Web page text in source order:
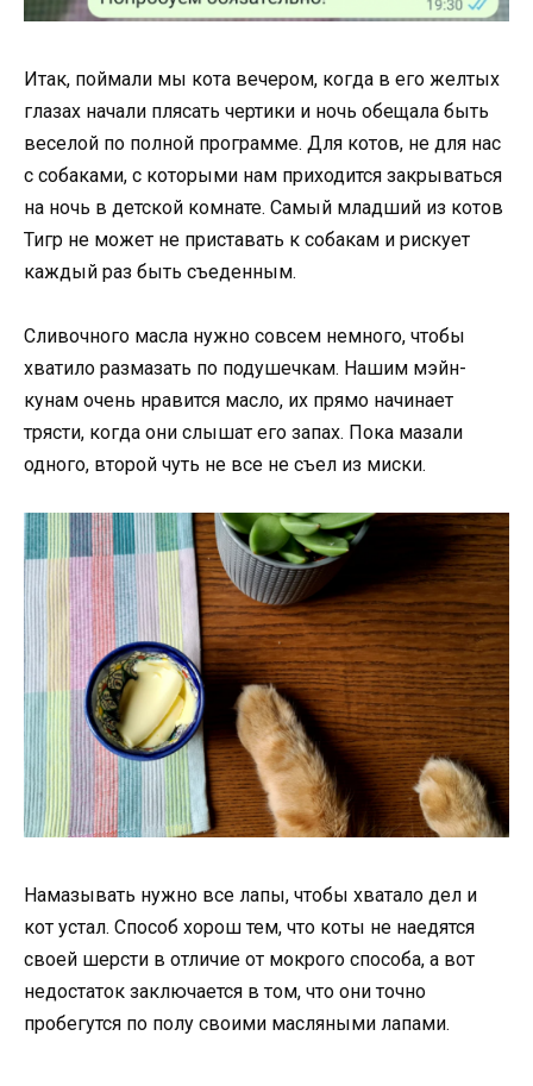
Итак, поймали мы кота вечером, когда в его желтых
глазах начали плясать чертики и ночь обещала быть
веселой по полной программе. Для котов, не для нас
с собаками, с которыми нам приходится закрываться
на ночь в детской комнате. Самый младший из котов
Тигр не может не приставать к собакам и рискует
каждый раз быть съеденным.
Сливочного масла нужно совсем немного, чтобы
хватило размазать по подушечкам. Нашим мэйн-
кунам очень нравится масло, их прямо начинает
трясти, когда они слышат его запах. Пока мазали
одного, второй чуть не все не съел из миски.
Намазывать нужно все лапы, чтобы хватало дел и
кот устал. Способ хорош тем, что коты не наедятся
своей шерсти в отличие от мокрого способа, а вот
недостаток заключается в том, что они точно
пробегутся по полу своими масляными лапами.